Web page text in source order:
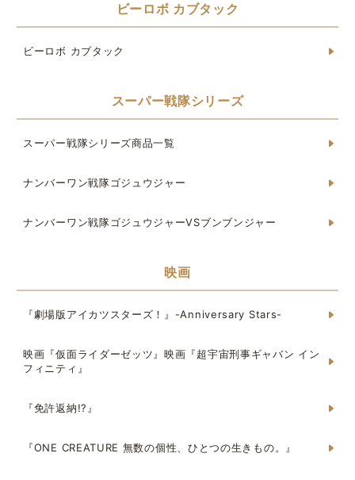
ビーロボ カブタック
ビーロボ カブタック
スーパー戦隊シリーズ
スーパー戦隊シリーズ商品一覧
ナンバーワン戦隊ゴジュウジャー
ナンバーワン戦隊ゴジュウジャーVSブンブンジャー
映画
『劇場版アイカツスターズ！』-Anniversary Stars-
映画『仮面ライダーゼッツ』映画『超宇宙刑事ギャバン イン
フィニティ』
『免許返納!?』
『ONE CREATURE 無数の個性、ひとつの生きもの。』